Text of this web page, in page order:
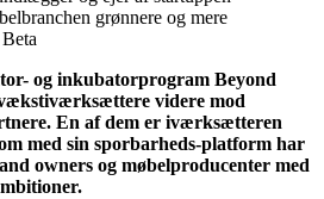
grønnere og mere
og inkubatorprogram Beyond
videre mod
En af dem er iværksætteren
med sin sporbarheds-platform har
owners og møbelproducenter med